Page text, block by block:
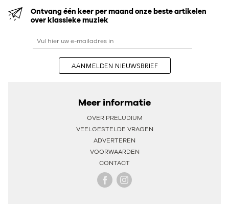
Ontvang één keer per maand onze beste artikelen
over klassieke muziek
AANMELDEN NIEUWSBRIEF
Meer informatie
OVER PRELUDIUM
VEELGESTELDE VRAGEN
ADVERTEREN
VOORWAARDEN
CONTACT